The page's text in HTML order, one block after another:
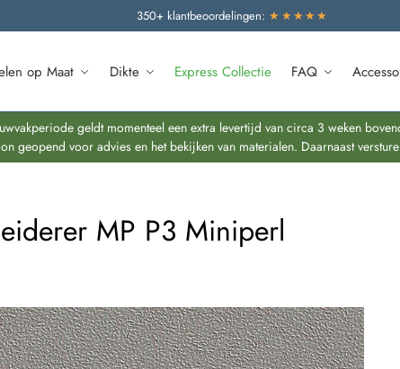
350+ klantbeoordelingen: ★★★★★
op Maat Dikte Express Collectie FAQ
geldt momenteel een extra levertijd van circa 3 weken
geopend voor advies en het bekijken van materialen. Daarnaast
MP P3 Miniperl